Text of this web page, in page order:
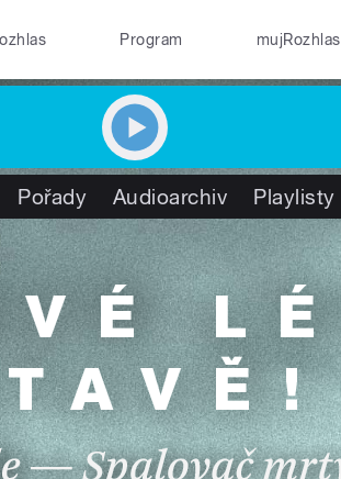
Program mujRozhlas
Pořady Audioarchiv Playlisty